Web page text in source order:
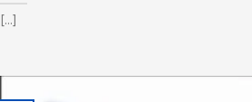
[...]